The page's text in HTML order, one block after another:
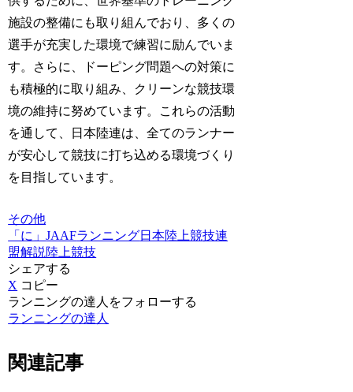
施設の整備にも取り組んでおり、多くの
選手が充実した環境で練習に励んでいま
す。さらに、ドーピング問題への対策に
も積極的に取り組み、
クリーンな競技環
境の維持に努めています。これらの活動
を通して、日本陸連は、全てのランナー
が安心して競技に打ち込める環境づくり
を目指しています。
その他
「に」JAAFランニング日本陸上競技連
盟解説 陸上競技
シェアする
X コピー
ランニングの達人をフォローする
ランニングの達人
関連記事